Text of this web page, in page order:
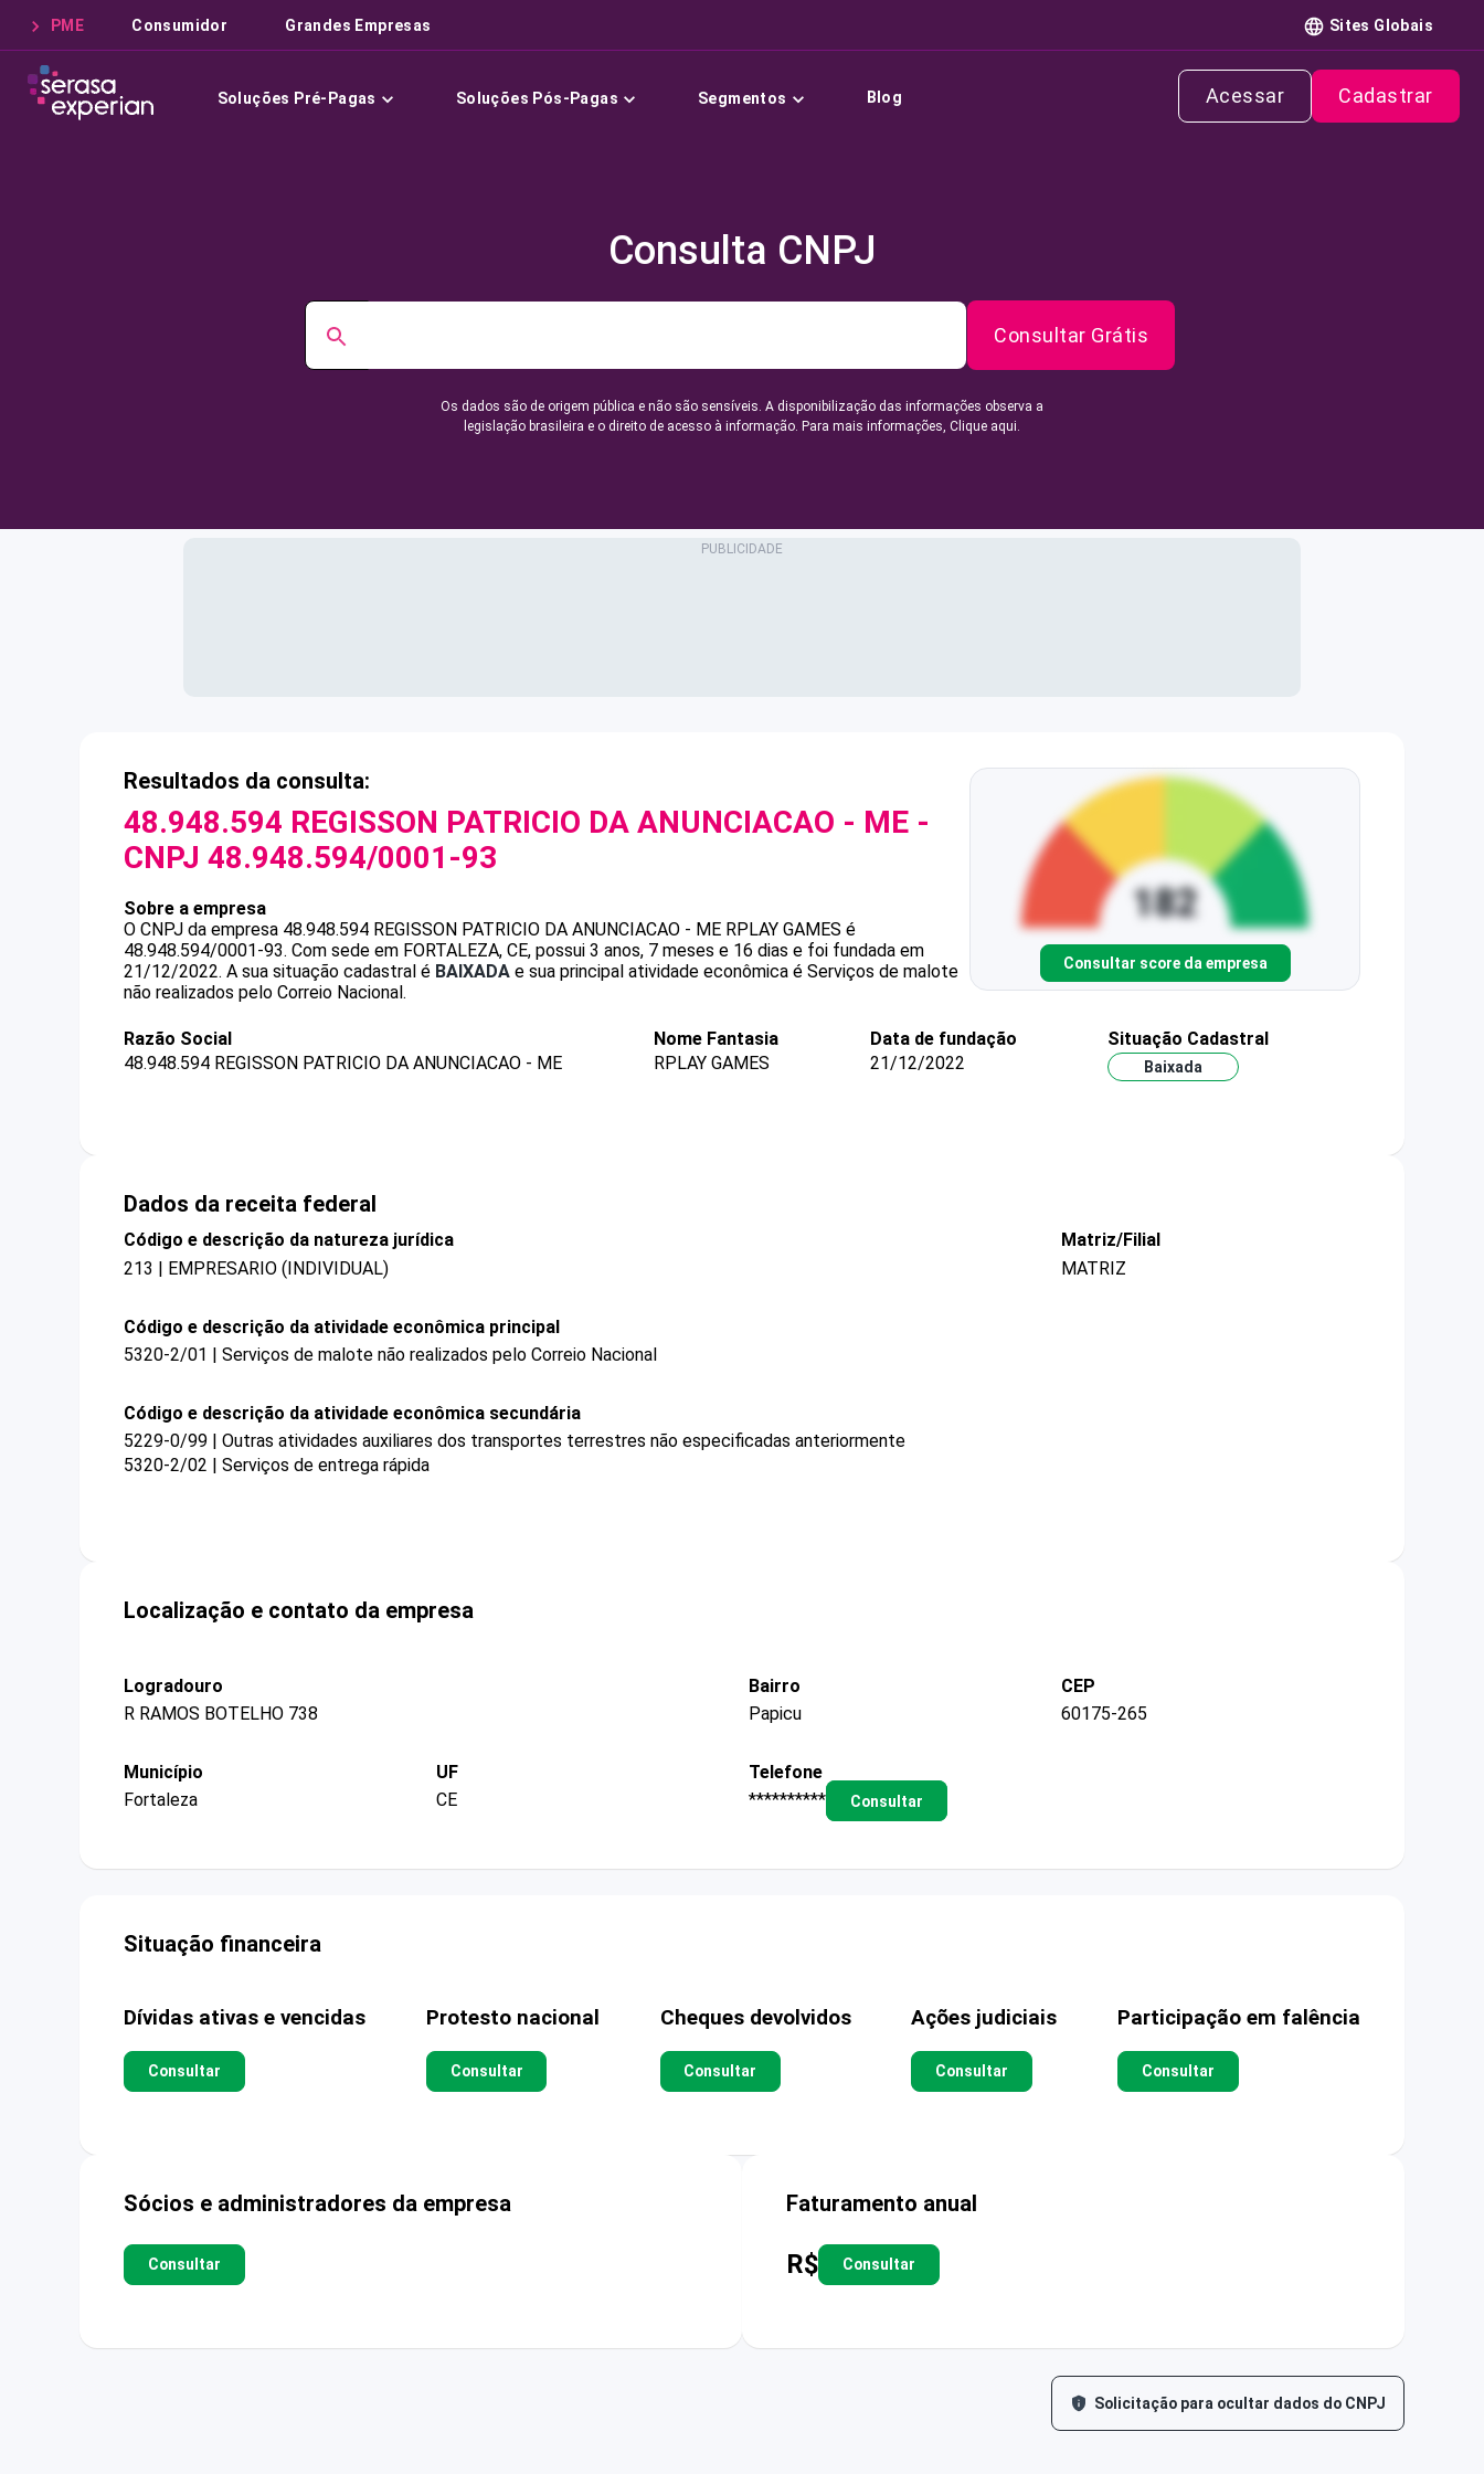
PME Consumidor Grandes Empresas Sites Globais
Soluções Pré-Pagas Soluções Pós-Pagas Segmentos Blog Acessar Cadastrar
Consulta CNPJ
Consultar Grátis
Os dados são de origem pública e não são sensíveis. A disponibilização das informações observa a
legislação brasileira e o direito de acesso à informação. Para mais informações, Clique aqui.
Resultados da consulta:
48.948.594 REGISSON PATRICIO DA ANUNCIACAO - ME -
CNPJ 48.948.594/0001-93
Sobre a empresa
O CNPJ da empresa 48.948.594 REGISSON PATRICIO DA ANUNCIACAO - ME RPLAY GAMES é
48.948.594/0001-93. Com sede em FORTALEZA, CE, possui 3 anos, 7 meses e 16 dias e foi fundada em
21/12/2022. A sua situação cadastral é BAIXADA e sua principal atividade econômica é Serviços de malote
não realizados pelo Correio Nacional.
Consultar score da empresa
Razão Social
48.948.594 REGISSON PATRICIO DA ANUNCIACAO - ME
Nome Fantasia
RPLAY GAMES
Data de fundação
21/12/2022
Situação Cadastral
Baixada
Dados da receita federal
Código e descrição da natureza jurídica
213 | EMPRESARIO (INDIVIDUAL)
Matriz/Filial
MATRIZ
Código e descrição da atividade econômica principal
5320-2/01 | Serviços de malote não realizados pelo Correio Nacional
Código e descrição da atividade econômica secundária
5229-0/99 | Outras atividades auxiliares dos transportes terrestres não especificadas anteriormente
5320-2/02 | Serviços de entrega rápida
Localização e contato da empresa
Logradouro
R RAMOS BOTELHO 738
Bairro
Papicu
CEP
60175-265
Município
Fortaleza
UF
CE
Telefone
**********
Consultar
Situação financeira
Dívidas ativas e vencidas
Consultar
Protesto nacional
Consultar
Cheques devolvidos
Consultar
Ações judiciais
Consultar
Participação em falência
Consultar
Sócios e administradores da empresa
Consultar
Faturamento anual
R$ Consultar
Solicitação para ocultar dados do CNPJ